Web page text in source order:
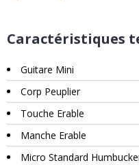
Caractéristiques
Guitare Mini
Corp Peuplier
Touche Erable
Manche Erable
Micro Standard